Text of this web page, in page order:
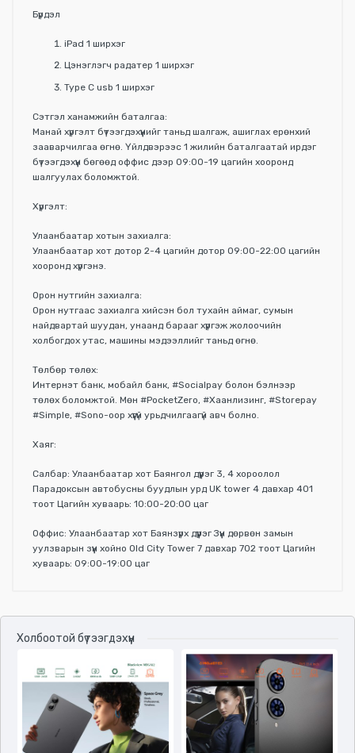
Бүрдэл
iPad 1 ширхэг
Цэнэглэгч радатер 1 ширхэг
Type C usb 1 ширхэг
Сэтгэл ханамжийн баталгаа:
Манай хүргэлт бүтээгдэхүүнийг таньд шалгаж, ашиглах ерөнхий
зааварчилгаа өгнө. Үйлдвэрээс 1 жилийн баталгаатай ирдэг
бүтээгдэхүүн бөгөөд оффис дээр 09:00-19 цагийн хооронд
шалгуулах боломжтой.
Хүргэлт:
Улаанбаатар хотын захиалга:
Улаанбаатар хот дотор 2-4 цагийн дотор 09:00-22:00 цагийн
хооронд хүргэнэ.
Орон нутгийн захиалга:
Орон нутгаас захиалга хийсэн бол тухайн аймаг, сумын
найдвартай шуудан, унаанд барааг хүргэж жолоочийн
холбогдох утас, машины мэдээллийг таньд өгнө.
Төлбөр төлөх:
Интернэт банк, мобайл банк, #Socialpay болон бэлнээр
төлөх боломжтой. Мөн #PocketZero, #Хаанлизинг, #Storepay
#Simple, #Sono-оор хүүгүй урьдчилгаагүй авч болно.
Хаяг:
Салбар: Улаанбаатар хот Баянгол дүүрэг 3, 4 хороолол
Парадоксын автобусны буудлын урд UK tower 4 давхар 401
тоот Цагийн хуваарь: 10:00-20:00 цаг
Оффис: Улаанбаатар хот Баянзүрх дүүрэг Зүүн дөрвөн замын
уулзварын зүүн хойно Old City Tower 7 давхар 702 тоот Цагийн
хуваарь: 09:00-19:00 цаг
Холбоотой бүтээгдэхүүн